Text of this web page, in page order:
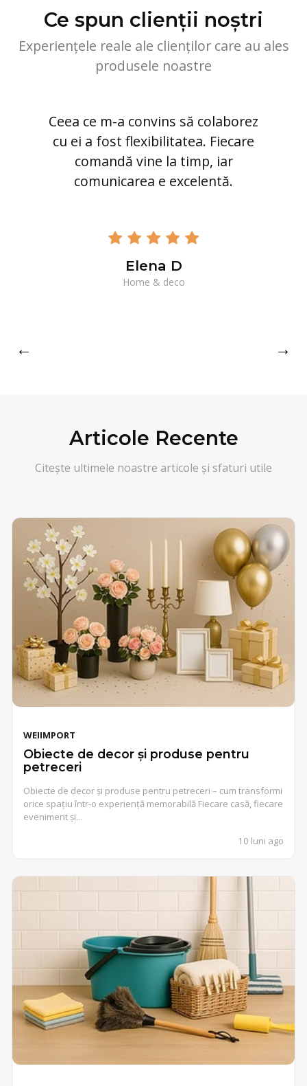
Ce spun clienții noștri
Experiențele reale ale clienților care au ales
produsele noastre
Ceea ce m-a convins să colaborez
cu ei a fost flexibilitatea. Fiecare
comandă vine la timp, iar
comunicarea e excelentă.
Elena D
Home & deco
← →
Articole Recente
Citește ultimele noastre articole și sfaturi utile
WEIIMPORT
Obiecte de decor și produse pentru
petreceri
Obiecte de decor și produse pentru petreceri – cum transformi
orice spațiu într-o experiență memorabilă Fiecare casă, fiecare
eveniment și...
10 luni ago